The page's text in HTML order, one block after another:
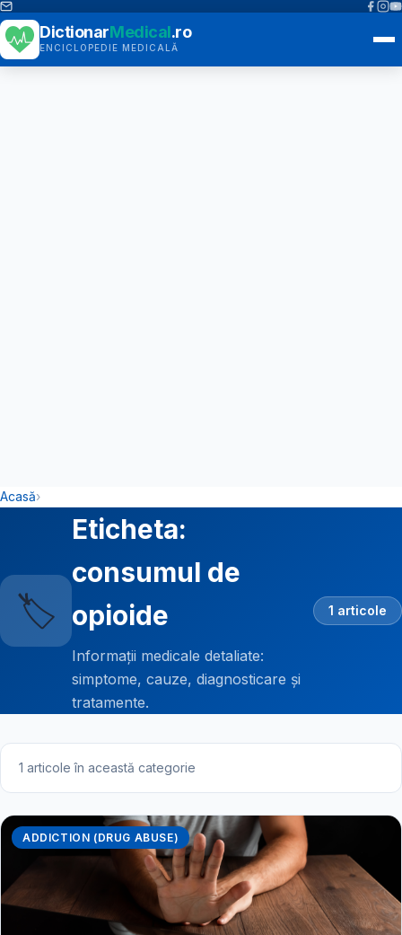
DictionarMedical.ro
ENCICLOPEDIE MEDICALĂ
Acasă›
🏷️
Eticheta:
consumul de
opioide
Informații medicale detaliate:
simptome, cauze, diagnosticare și
tratamente.
1 articole
1 articole în această categorie
ADDICTION (DRUG ABUSE)